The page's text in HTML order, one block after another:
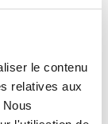
le contenu
relatives aux
crée